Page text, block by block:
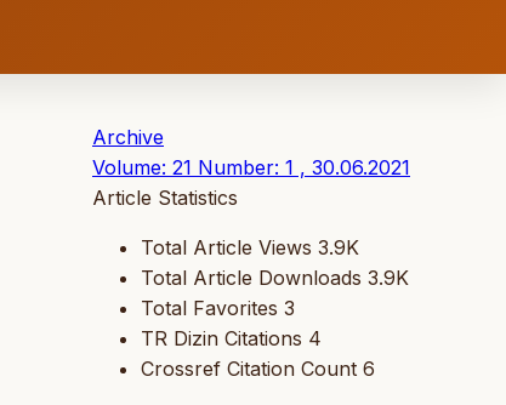
Archive
Volume: 21 Number: 1 , 30.06.2021
Article Statistics
Total Article Views 3.9K
Total Article Downloads 3.9K
Total Favorites 3
TR Dizin Citations 4
Crossref Citation Count 6